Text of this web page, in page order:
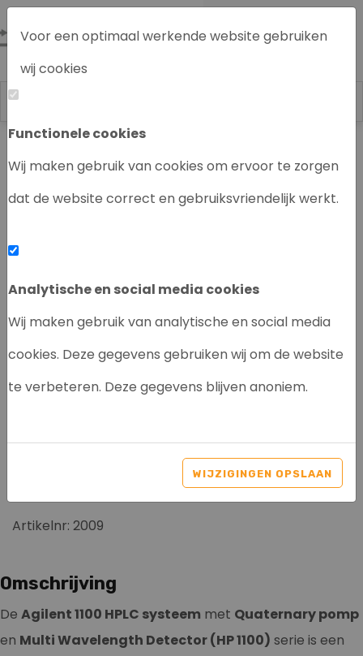
Voor een optimaal werkende website gebruiken
wij cookies
Functionele cookies
Wij maken gebruik van cookies om ervoor te zorgen
dat de website correct en gebruiksvriendelijk werkt.
Analytische en social media cookies
Wij maken gebruik van analytische en social media
cookies. Deze gegevens gebruiken wij om de website
te verbeteren. Deze gegevens blijven anoniem.
WIJZIGINGEN OPSLAAN
Labrecycling Chromatografie instrumenten
‹
PUMP G1311A - MWD
Artikelnr: 2009
Omschrijving
De Agilent 1100 HPLC systeem met Quaternary pomp
en Multi Wavelength Detector (HP 1100) serie is een